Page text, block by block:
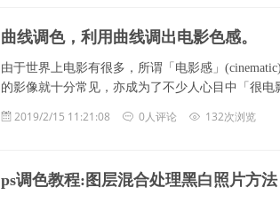
曲线调色，利用曲线调出电影色感。
由于世界上电影有很多，所谓「电影感」
的影像就十分常见，亦成为了不少人心目中「很电
2019/2/15 11:21:08 0人评论 132次浏览
ps调色教程:图层混合处理黑白照片方法